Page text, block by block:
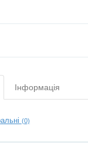
Інформація
(0)